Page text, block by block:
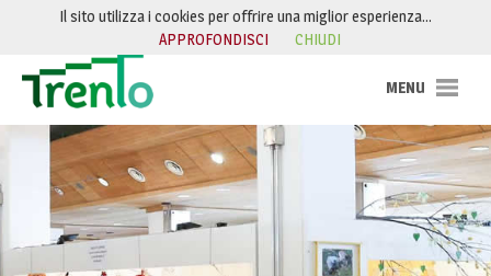
Salta al contenuto
Il sito utilizza i cookies per offrire una miglior esperienza…
APPROFONDISCI
CHIUDI